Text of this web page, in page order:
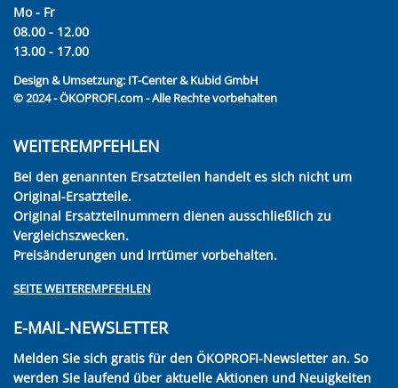
Mo - Fr
08.00 - 12.00
13.00 - 17.00
Design & Umsetzung: IT-Center & Kubid GmbH
© 2024 - ÖKOPROFI.com - Alle Rechte vorbehalten
WEITEREMPFEHLEN
Bei den genannten Ersatzteilen handelt es sich nicht um
Original-Ersatzteile.
Original Ersatzteilnummern dienen ausschließlich zu
Vergleichszwecken.
Preisänderungen und Irrtümer vorbehalten.
SEITE WEITEREMPFEHLEN
E-MAIL-NEWSLETTER
Melden Sie sich gratis für den ÖKOPROFI-Newsletter an. So
werden Sie laufend über aktuelle Aktionen und Neuigkeiten